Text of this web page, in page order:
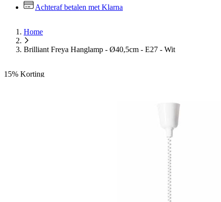
Achteraf betalen met Klarna
Home
Brilliant Freya Hanglamp - Ø40,5cm - E27 - Wit
15% Korting